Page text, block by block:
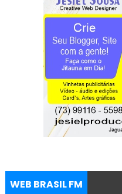
WEB BRASIL FM